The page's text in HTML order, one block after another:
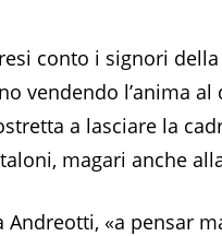
conto i signori
vendendo l’anima
a lasciare la
magari anche
Andreotti, «a pensar